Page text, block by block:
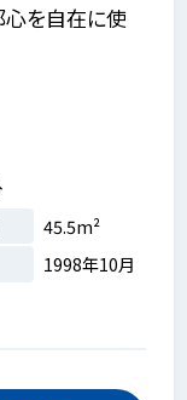
心を自在に使
45.5m²
1998年10月